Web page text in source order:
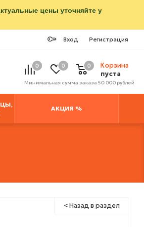
цены уточняйте у
Вход Регистрация
0 0
Корзина
пуста
0
Минимальная сумма заказа 50 000 рублей
АКЦИЯ %
< Назад в раздел